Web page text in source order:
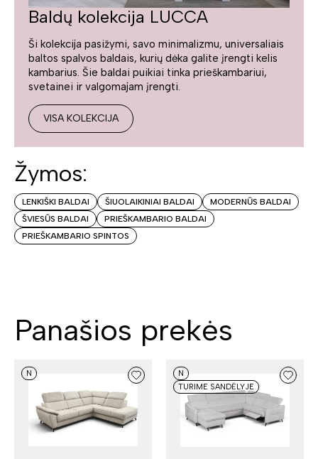
Baldų kolekcija LUCCA
Ši kolekcija pasižymi, savo minimalizmu, universaliais
baltos spalvos baldais, kurių dėka galite įrengti kelis
kambarius. Šie baldai puikiai tinka prieškambariui,
svetainei ir valgomajam įrengti.
VISA KOLEKCIJA
Žymos:
LENKIŠKI BALDAI ŠIUOLAIKINIAI BALDAI
MODERNŪS BALDAI
ŠVIESŪS BALDAI
PRIEŠKAMBARIO BALDAI
PRIEŠKAMBARIO SPINTOS
Panašios prekės
N
N
TURIME SANDĖLYJE